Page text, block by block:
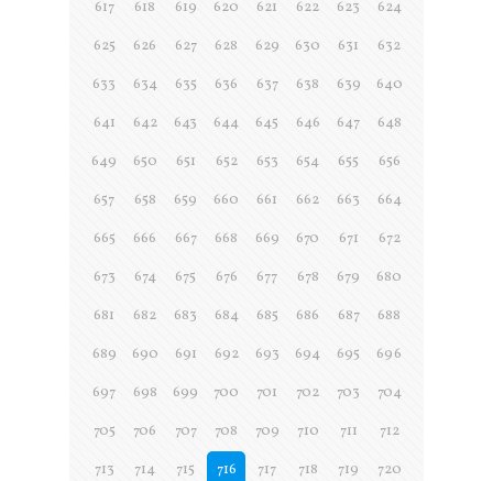
617
618 619 620 621 622 623
624
625
626 627 628 629 630 631
632
633
634 635 636 637 638 639
640
641
642 643 644 645 646 647
648
649
650 651 652 653 654 655
656
657
658 659 660 661 662 663
664
665
666 667 668 669 670 671
672
673
674 675 676 677 678 679
680
681
682 683 684 685 686 687
688
689
690 691 692 693 694 695
696
697
698 699 700 701 702 703
704
705
706 707 708 709 710 711
712
713
714 715 716 717 718 719
720